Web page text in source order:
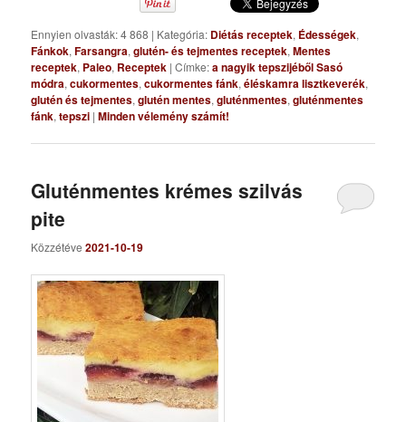
Ennyien olvasták: 4 868 | Kategória: Diétás receptek, Édességek,
Fánkok,Farsangra,glutén- és tejmentes receptek,Mentes
receptek, Paleo, Receptek |Címke:a nagyik tepszijéből Sasó
módra,cukormentes,cukormentes fánk,éléskamra lisztkeverék,
glutén és tejmentes,glutén mentes,gluténmentes,gluténmentes
fánk,tepszi |Minden vélemény számít!
Gluténmentes krémes szilvás
pite
Közzétéve2021-10-19